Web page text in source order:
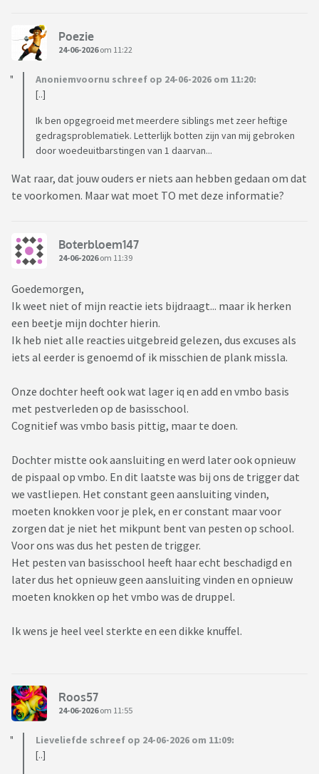
Poezie
24-06-2026om 11:22
Anoniemvoornu schreef op 24-06-2026 om 11:20:
[..]
Ik ben opgegroeid met meerdere siblings met zeer heftige
gedragsproblematiek. Letterlijk botten zijn van mij gebroken
door woedeuitbarstingen van 1 daarvan...
Wat raar, dat jouw ouders er niets aan hebben gedaan om dat
te voorkomen. Maar wat moet TO met deze informatie?
Boterbloem147
24-06-2026om 11:39
Goedemorgen,
Ik weet niet of mijn reactie iets bijdraagt... maar ik herken
een beetje mijn dochter hierin.
Ik heb niet alle reacties uitgebreid gelezen, dus excuses als
iets al eerder is genoemd of ik misschien de plank missla.
Onze dochter heeft ook wat lager iq en add en vmbo basis
met pestverleden op de basisschool.
Cognitief was vmbo basis pittig, maar te doen.
Dochter mistte ook aansluiting en werd later ook opnieuw
de pispaal op vmbo. En dit laatste was bij ons de trigger dat
we vastliepen. Het constant geen aansluiting vinden,
moeten knokken voor je plek, en er constant maar voor
zorgen dat je niet het mikpunt bent van pesten op school.
Voor ons was dus het pesten de trigger.
Het pesten van basisschool heeft haar echt beschadigd en
later dus het opnieuw geen aansluiting vinden en opnieuw
moeten knokken op het vmbo was de druppel.
Ik wens je heel veel sterkte en een dikke knuffel.
Roos57
24-06-2026om 11:55
Lieveliefde schreef op 24-06-2026 om 11:09:
[..]